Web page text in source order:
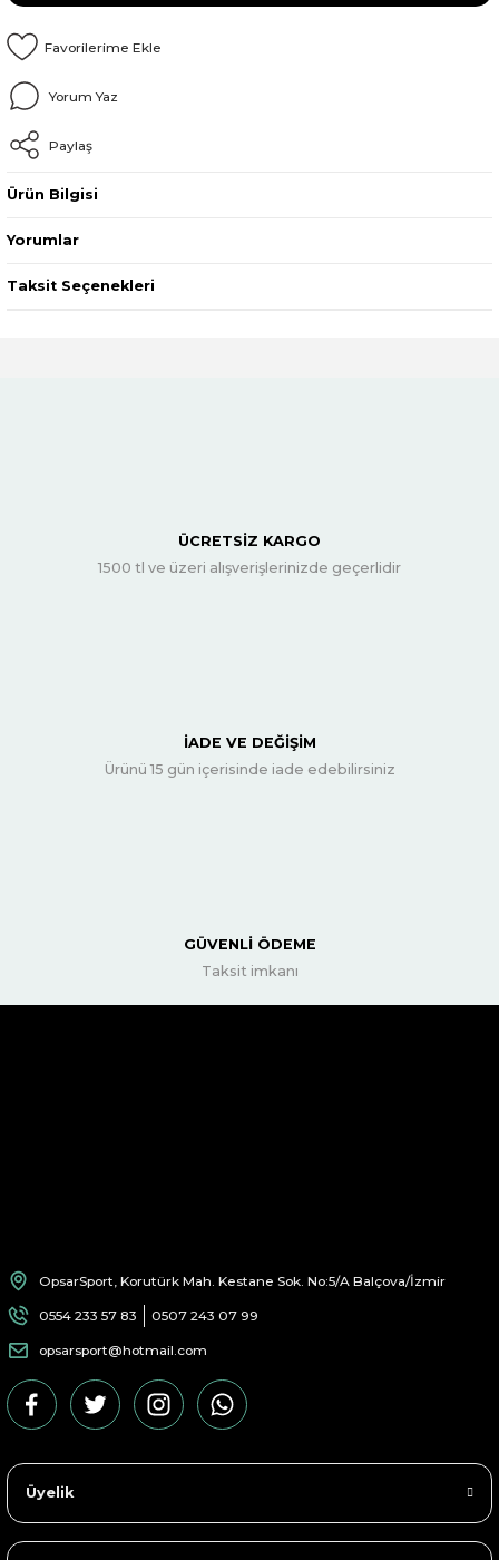
Yorum Yaz
Paylaş
Ürün Bilgisi
Yorumlar
Taksit Seçenekleri
ÜCRETSİZ KARGO
1500 tl ve üzeri alışverişlerinizde geçerlidir
İADE VE DEĞİŞİM
Ürünü 15 gün içerisinde iade edebilirsiniz
GÜVENLİ ÖDEME
Taksit imkanı
OpsarSport, Korutürk Mah. Kestane Sok. No:5/A Balçova/İzmir
0554 233 57 83 0507 243 07 99
opsarsport@hotmail.com
Üyelik